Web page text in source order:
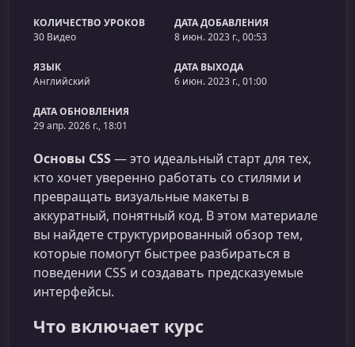
КОЛИЧЕСТВО УРОКОВ
30 Видео
ДАТА ДОБАВЛЕНИЯ
8 июн. 2023 г., 00:53
ЯЗЫК
Английский
ДАТА ВЫХОДА
6 июн. 2023 г., 01:00
ДАТА ОБНОВЛЕНИЯ
29 апр. 2026 г., 18:01
Основы CSS— это идеальный старт для тех,
кто хочет уверенно работать со стилями и
превращать визуальные макеты в
аккуратный, понятный код. В этом материале
вы найдете структурированный обзор тем,
которые помогут быстрее разбираться в
поведении CSS и создавать предсказуемые
интерфейсы.
Что включает курс